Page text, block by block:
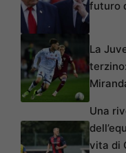
futuro
La
Una
vita di